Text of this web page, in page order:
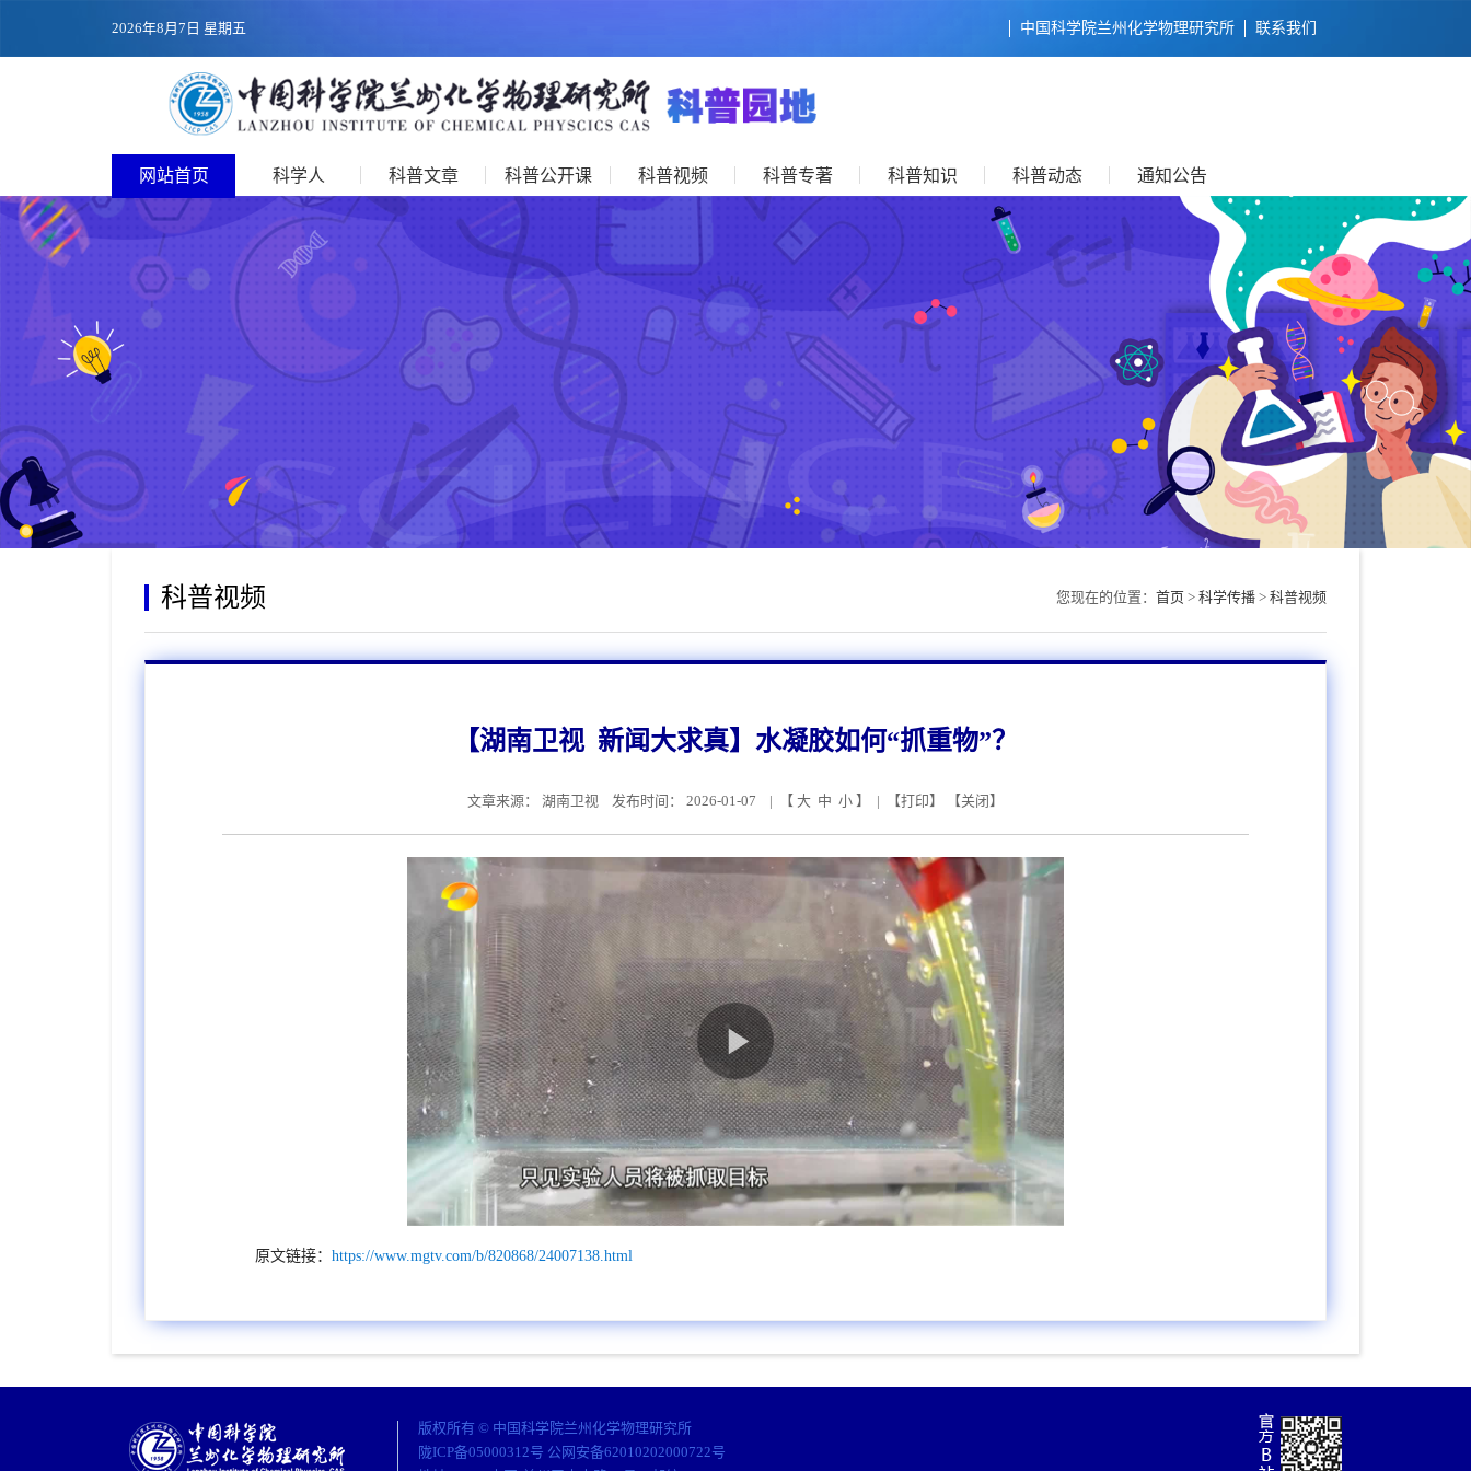
2026年8月7日 星期五 中国科学院兰州化学物理研究所 联系我们
网站首页 科学人 科普文章 科普公开课 科普视频 科普专著 科普知识 科普动态 通知公告
科普视频 您现在的位置： 首页 > 科学传播 > 科普视频
【湖南卫视 新闻大求真】水凝胶如何“抓重物”？
文章来源： 湖南卫视 发布时间： 2026-01-07 | 【 大 中 小 】 | 【打印】 【关闭】
原文链接： https://www.mgtv.com/b/820868/24007138.html
版权所有 © 中国科学院兰州化学物理研究所
陇ICP备05000312号 公网安备62010202000722号